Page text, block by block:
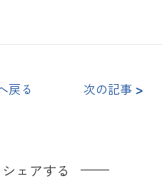
戻る 次の記事 >
ェアする